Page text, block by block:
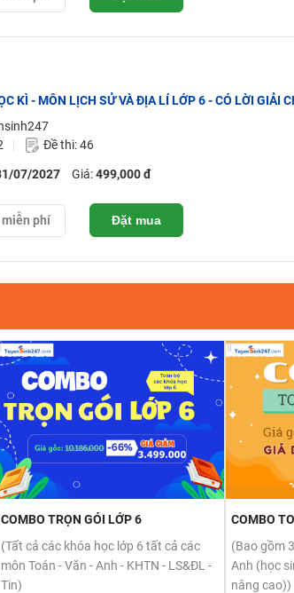
KÌ - MÔN LỊCH SỬ VÀ ĐỊA LÍ LỚP 6 - CÓ LỜI GIẢI
Đề thi: 46
07/2027 Giá:499,000 đ
phí Đặt mua
COMBO TRỌN GÓI LỚP 6
(Tất cả các khóa học lớp 6 tất cả các
môn Toán - Văn - Anh - KHTN - LS&ĐL -
Tin)
COMBO
(Bao gồm
Anh (học
nâng cao))